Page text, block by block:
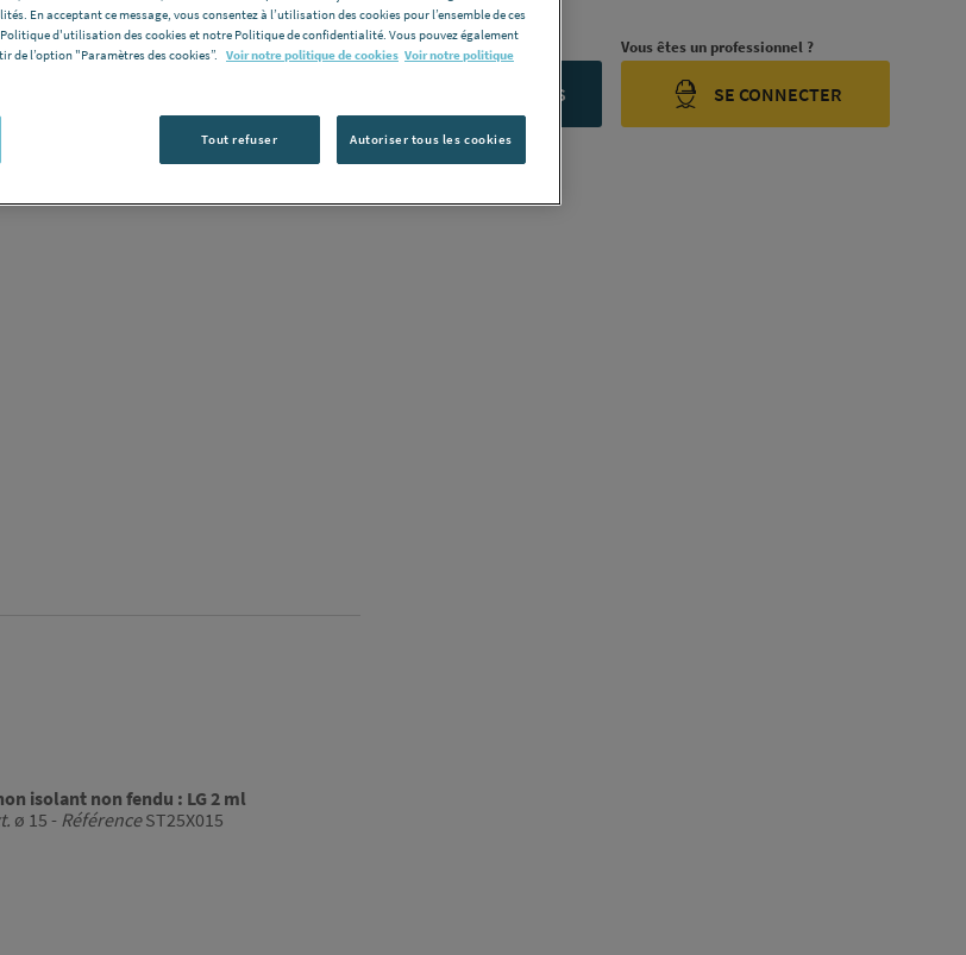
Vous avez un projet ?
CONTACTEZ-NOUS
Vous êtes un professionnel ?
SE CONNECTER
isolant non fendu : LG 2 ml
ø 15 - RéférenceST25X015
En acceptant ce message, vous consentez à l’utilisation des cookies pour l’ensemble de ces
d'utilisation des cookies et notre Politique de confidentialité. Vous pouvez également
de l’option "Paramètres des cookies”. Voir notre politique de cookies Voir notre politique
Tout refuser Autoriser tous les cookies